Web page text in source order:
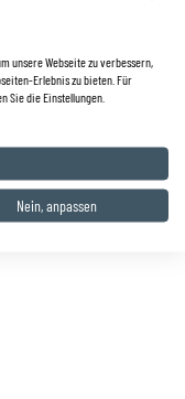
gelesen
unsere Webseite zu verbessern,
Erlebnis zu bieten. Für
Sie die Einstellungen.
Nein, anpassen